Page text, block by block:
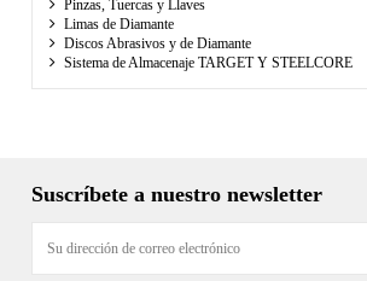
Pinzas, Tuercas y Llaves
Limas de Diamante
Discos Abrasivos y de Diamante
Sistema de Almacenaje TARGET Y STEELCORE
Suscríbete a nuestro newsletter